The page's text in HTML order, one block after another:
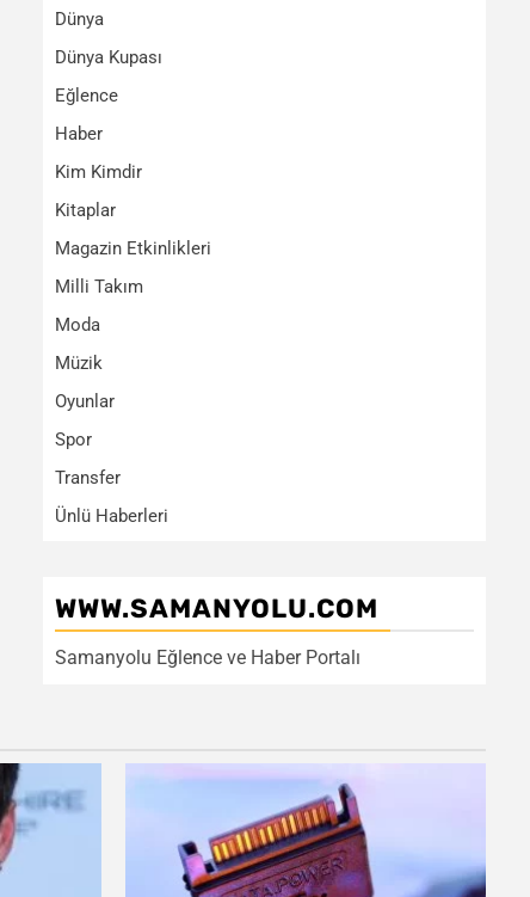
Dünya
Dünya Kupası
Eğlence
Haber
Kim Kimdir
Kitaplar
Magazin Etkinlikleri
Milli Takım
Moda
Müzik
Oyunlar
Spor
Transfer
Ünlü Haberleri
WWW.SAMANYOLU.COM
Samanyolu Eğlence ve Haber Portalı